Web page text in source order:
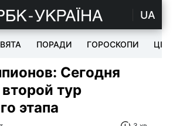
UA
ПОРАДИ ГОРОСКОПИ ЦІКАВЕ
Сегодня
тур
этапа